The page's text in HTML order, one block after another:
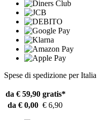
Spese di spedizione per Italia
da € 59,90 gratis*
da € 0,00 € 6,90